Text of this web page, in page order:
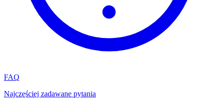
FAQ
Najczęściej zadawane pytania